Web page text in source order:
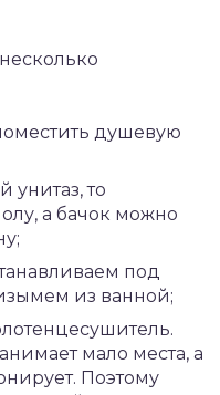
душевую
унитаз, то
а бачок можно
под
из ванной;
мало места, а
Поэтому